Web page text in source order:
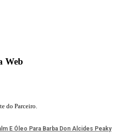
Web
do Parceiro.
E Óleo Para Barba Don Alcides Peaky